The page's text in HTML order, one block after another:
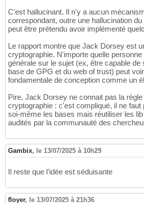
C'est hallucinant. Il n'y a aucun
correspondant, outre une hallucination
peut être prétendu avoir implémenté
Le rapport montre que Jack Dorsey est
cryptographie. N'importe quelle
générale sur le sujet (ex, être capable
base de GPG et du web of trust) peut
fondamentale de conception comme un
Pire, Jack Dorsey ne connait pas la
cryptographie : c'est compliqué, il ne faut
soi-même les bases mais réutiliser les
audités par la communauté des
Gambix, le 13/07/2025 à 10h29
Il reste que l'idée est séduisante
floyer, le 13/07/2025 à 21h36